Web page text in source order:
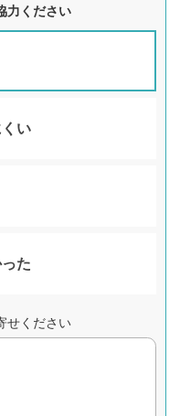
力ください
い
た
せください